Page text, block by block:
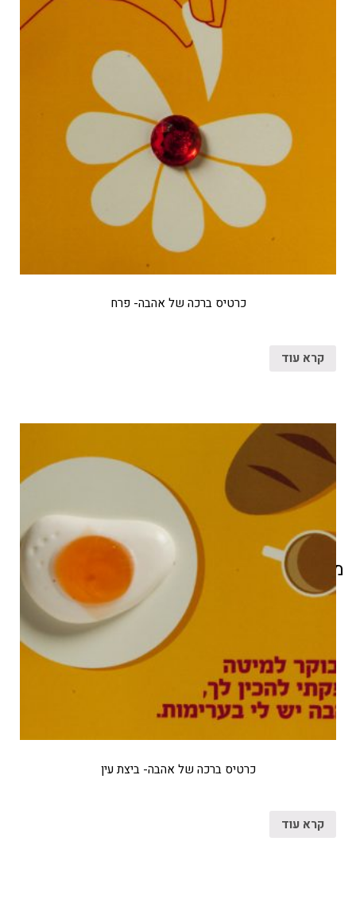
מוצרים קשורים
כרטיס ברכה של אהבה- פרח
קרא עוד
כרטיס ברכה של אהבה- ביצת עין
קרא עוד